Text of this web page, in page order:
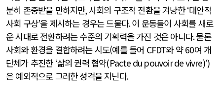
분히 존중받을 만하지만,사회의 구조적 전환을 겨냥한‘대안적
사회 구상’을 제시하는 경우는 드물다.이 운동들이 사회를 새로
운 시대로 전환하려는 수준의 기획력을 가진 것은 아니다.물론
사회와 환경을 결합하려는 시도(예를 들어 CFDT와 약60여 개
단체가 추진한 ‘삶의 권력 협약(Pacte du pouvoir de vivre)’)
은 예외적으로 그러한 성격을 지닌다.